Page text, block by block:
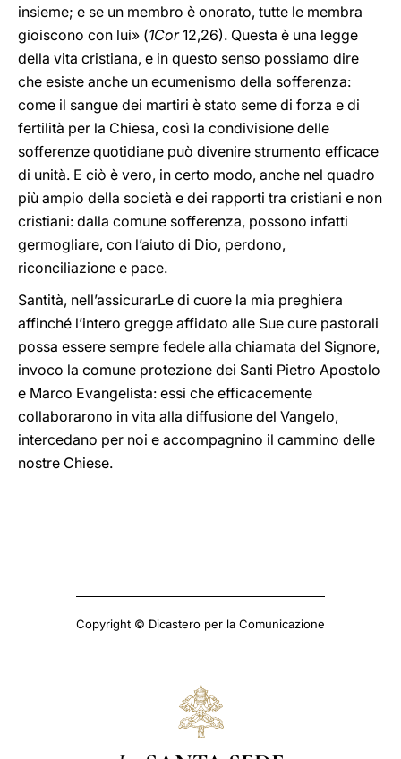
insieme; e se un membro è onorato, tutte le membra
gioiscono con lui» (1Cor12,26). Questa è una legge
della vita cristiana, e in questo senso possiamo dire
che esiste anche un ecumenismo della sofferenza:
come il sangue dei martiri è stato seme di forza e di
fertilità per la Chiesa, così la condivisione delle
sofferenze quotidiane può divenire strumento efficace
di unità. E ciò è vero, in certo modo, anche nel quadro
più ampio della società e dei rapporti tra cristiani e non
cristiani: dalla comune sofferenza, possono infatti
germogliare, con l’aiuto di Dio, perdono,
riconciliazione e pace.
Santità, nell’assicurarLe di cuore la mia preghiera
affinché l’intero gregge affidato alle Sue cure pastorali
possa essere sempre fedele alla chiamata del Signore,
invoco la comune protezione dei Santi Pietro Apostolo
e Marco Evangelista: essi che efficacemente
collaborarono in vita alla diffusione del Vangelo,
intercedano per noi e accompagnino il cammino delle
nostre Chiese.
Copyright © Dicastero per la Comunicazione